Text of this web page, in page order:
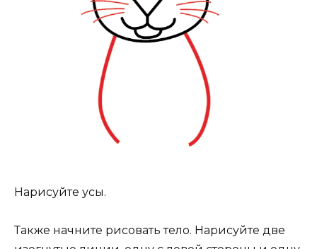
Нарисуйте усы.
Также начните рисовать тело. Нарисуйте две